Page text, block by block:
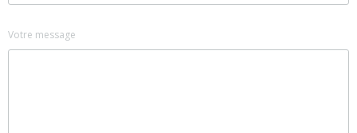
Votre message